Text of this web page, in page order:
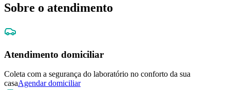
Sobre o atendimento
Atendimento domiciliar
Coleta com a segurança do laboratório no conforto da sua
casaAgendar domiciliar